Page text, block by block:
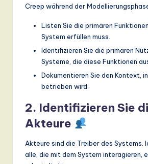
Creep während der
Listen Sie die primären
System erfüllen muss.
Identifizieren Sie die primären
Systeme, die diese Funktionen
Dokumentieren Sie den Kontext,
betrieben wird.
2. Identifizieren Sie
Akteure
Akteure sind die Treiber des Systems.
alle, die mit dem System interagieren,